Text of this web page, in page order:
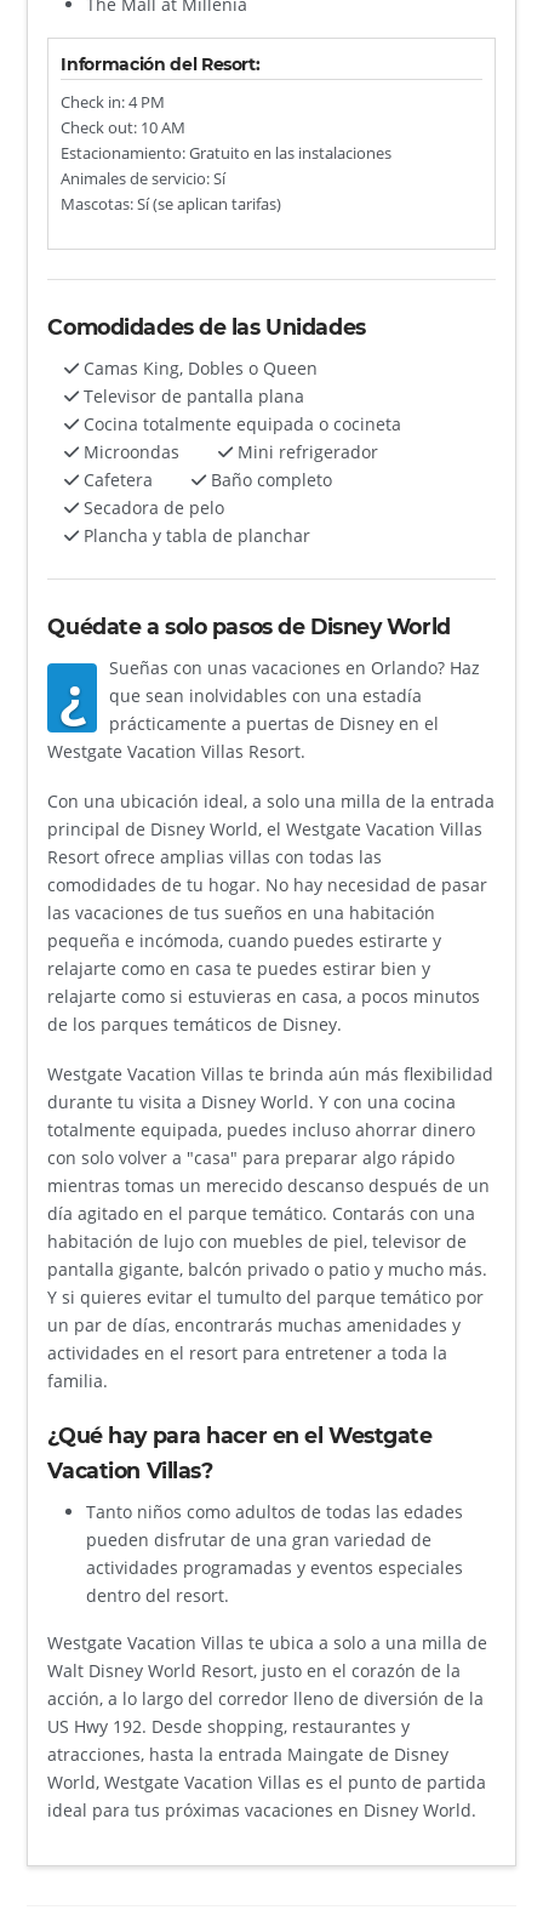
Información del Resort:
Check in: 4 PM
Check out: 10 AM
Estacionamiento: Gratuito en las instalaciones
Animales de servicio: Sí
Mascotas: Sí (se aplican tarifas)
Comodidades de las Unidades
Camas King, Dobles o Queen
Televisor de pantalla plana
Cocina totalmente equipada o cocineta
Microondas
Mini refrigerador
Cafetera
Baño completo
Secadora de pelo
Plancha y tabla de planchar
Quédate a solo pasos de Disney World
¿
Sueñas con unas vacaciones en Orlando? Haz
que sean inolvidables con una estadía
prácticamente a puertas de Disney en el
Westgate Vacation Villas Resort.
Con una ubicación ideal, a solo una milla de la entrada
principal de Disney World, el Westgate Vacation Villas
Resort ofrece amplias villas con todas las
comodidades de tu hogar. No hay necesidad de pasar
las vacaciones de tus sueños en una habitación
pequeña e incómoda, cuando puedes estirarte y
relajarte como en casa te puedes estirar bien y
relajarte como si estuvieras en casa, a pocos minutos
de los parques temáticos de Disney.
Westgate Vacation Villas te brinda aún más flexibilidad
durante tu visita a Disney World. Y con una cocina
totalmente equipada, puedes incluso ahorrar dinero
con solo volver a "casa" para preparar algo rápido
mientras tomas un merecido descanso después de un
día agitado en el parque temático. Contarás con una
habitación de lujo con muebles de piel, televisor de
pantalla gigante, balcón privado o patio y mucho más.
Y si quieres evitar el tumulto del parque temático por
un par de días, encontrarás muchas amenidades y
actividades en el resort para entretener a toda la
familia.
¿Qué hay para hacer en el Westgate
Vacation Villas?
Tanto niños como adultos de todas las edades
pueden disfrutar de una gran variedad de
actividades programadas y eventos especiales
dentro del resort.
Westgate Vacation Villas te ubica a solo a una milla de
Walt Disney World Resort, justo en el corazón de la
acción, a lo largo del corredor lleno de diversión de la
US Hwy 192. Desde shopping, restaurantes y
atracciones, hasta la entrada Maingate de Disney
World, Westgate Vacation Villas es el punto de partida
ideal para tus próximas vacaciones en Disney World.